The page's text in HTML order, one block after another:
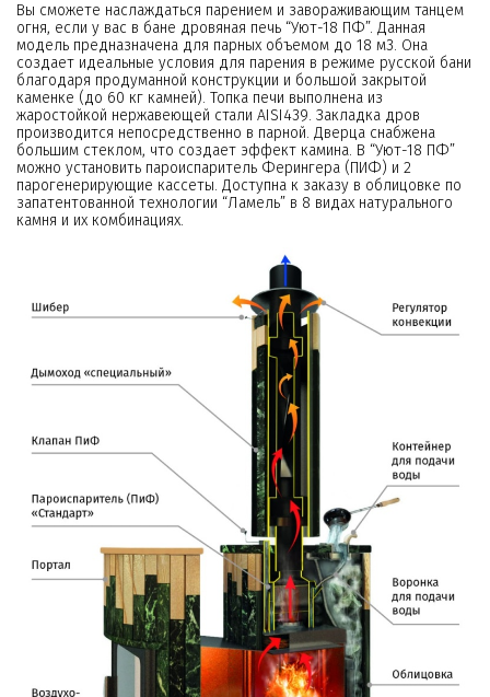
Вы сможете наслаждаться парением и завораживающим танцем
огня, если у вас в бане дровяная печь “Уют-18 ПФ”. Данная
модель предназначена для парных объемом до 18 м3. Она
создает идеальные условия для парения в режиме русской бани
благодаря продуманной конструкции и большой закрытой
каменке (до 60 кг камней). Топка печи выполнена из
жаростойкой нержавеющей стали AISI439. Закладка дров
производится непосредственно в парной. Дверца снабжена
большим стеклом, что создает эффект камина. В “Уют-18 ПФ”
можно установить пароиспаритель Ферингера (ПИФ) и 2
парогенерирующие кассеты. Доступна к заказу в облицовке по
запатентованной технологии “Ламель” в 8 видах натурального
камня и их комбинациях.